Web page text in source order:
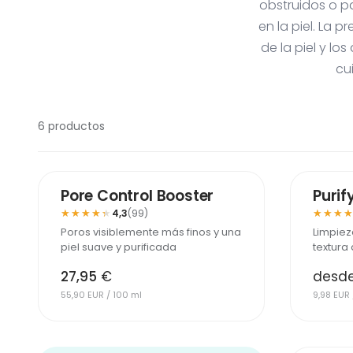
obstruidos o
en la piel. La
de la piel y
6 productos
MÁS VENDIDO
Pore Control Booster
★★★★★
★★★★★ 4,3(99)
Poros visiblemente más finos y una
piel suave y purificada
27,95 €
55,90 EUR / 100 ml
MÁS
textura
9,98